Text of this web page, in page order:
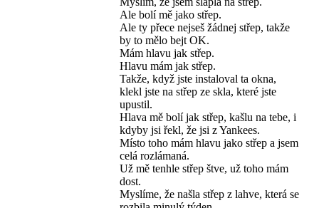
Ale bolí mě jako střep.
Ale ty přece nejseš žádnej střep, takže
by to mělo bejt OK.
Mám hlavu jak střep.
Hlavu mám jak střep.
Takže, když jste instaloval ta okna,
klekl jste na střep ze skla, které jste
upustil.
Hlava mě bolí jak střep, kašlu na tebe, i
kdyby jsi řekl, že jsi z Yankees.
Místo toho mám hlavu jako střep a jsem
celá rozlámaná.
Už mě tenhle střep štve, už toho mám
dost.
Myslíme, že našla střep z lahve, která se